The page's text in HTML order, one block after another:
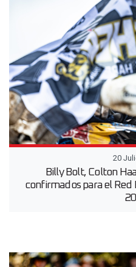
20
Billy Bolt, Colton
confirmados para el